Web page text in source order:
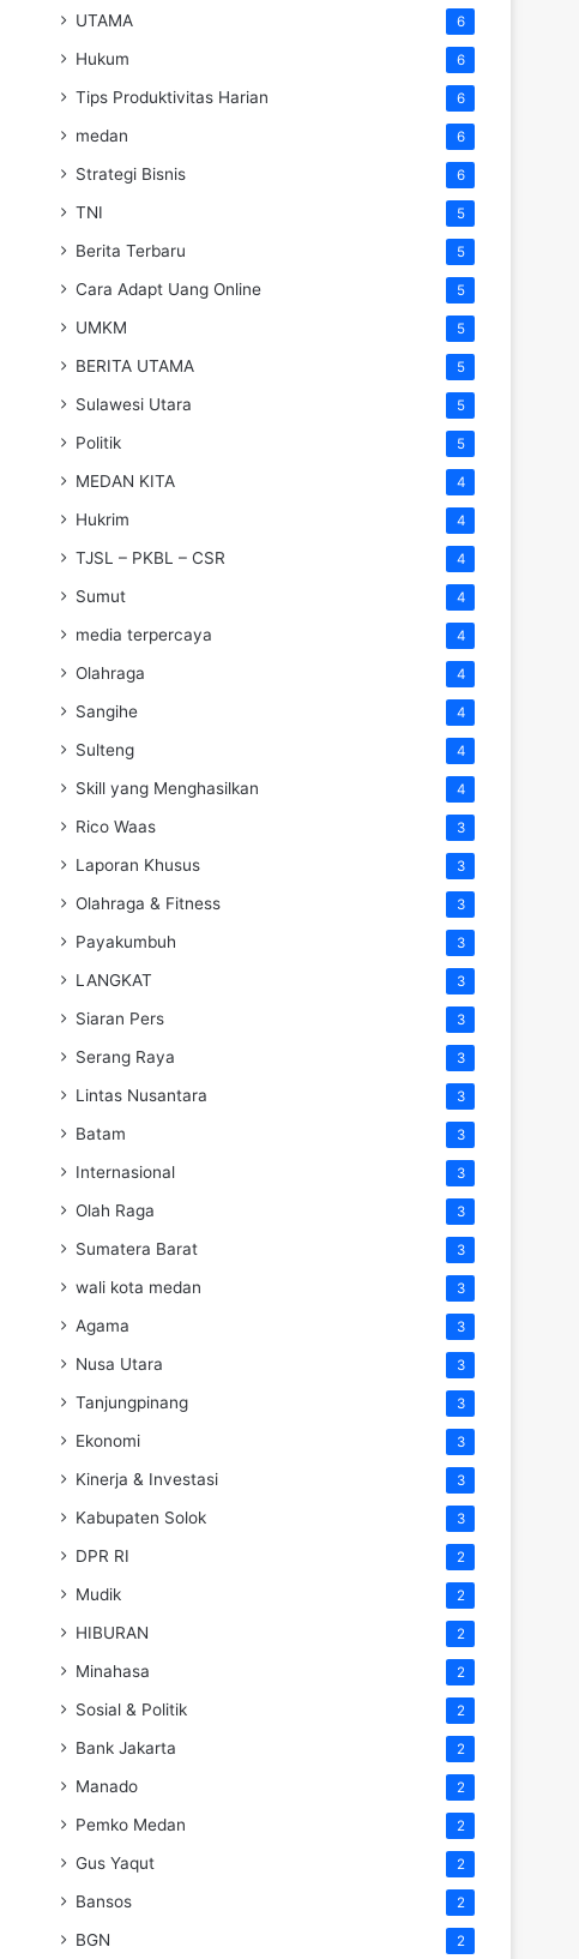
UTAMA 6
Hukum 6
Tips Produktivitas Harian 6
medan 6
Strategi Bisnis 6
TNI 5
Berita Terbaru 5
Cara Adapt Uang Online 5
UMKM 5
BERITA UTAMA 5
Sulawesi Utara 5
Politik 5
MEDAN KITA 4
Hukrim 4
TJSL – PKBL – CSR 4
Sumut 4
media terpercaya 4
Olahraga 4
Sangihe 4
Sulteng 4
Skill yang Menghasilkan 4
Rico Waas 3
Laporan Khusus 3
Olahraga & Fitness 3
Payakumbuh 3
LANGKAT 3
Siaran Pers 3
Serang Raya 3
Lintas Nusantara 3
Batam 3
Internasional 3
Olah Raga 3
Sumatera Barat 3
wali kota medan 3
Agama 3
Nusa Utara 3
Tanjungpinang 3
Ekonomi 3
Kinerja & Investasi 3
Kabupaten Solok 3
DPR RI 2
Mudik 2
HIBURAN 2
Minahasa 2
Sosial & Politik 2
Bank Jakarta 2
Manado 2
Pemko Medan 2
Gus Yaqut 2
Bansos 2
BGN 2